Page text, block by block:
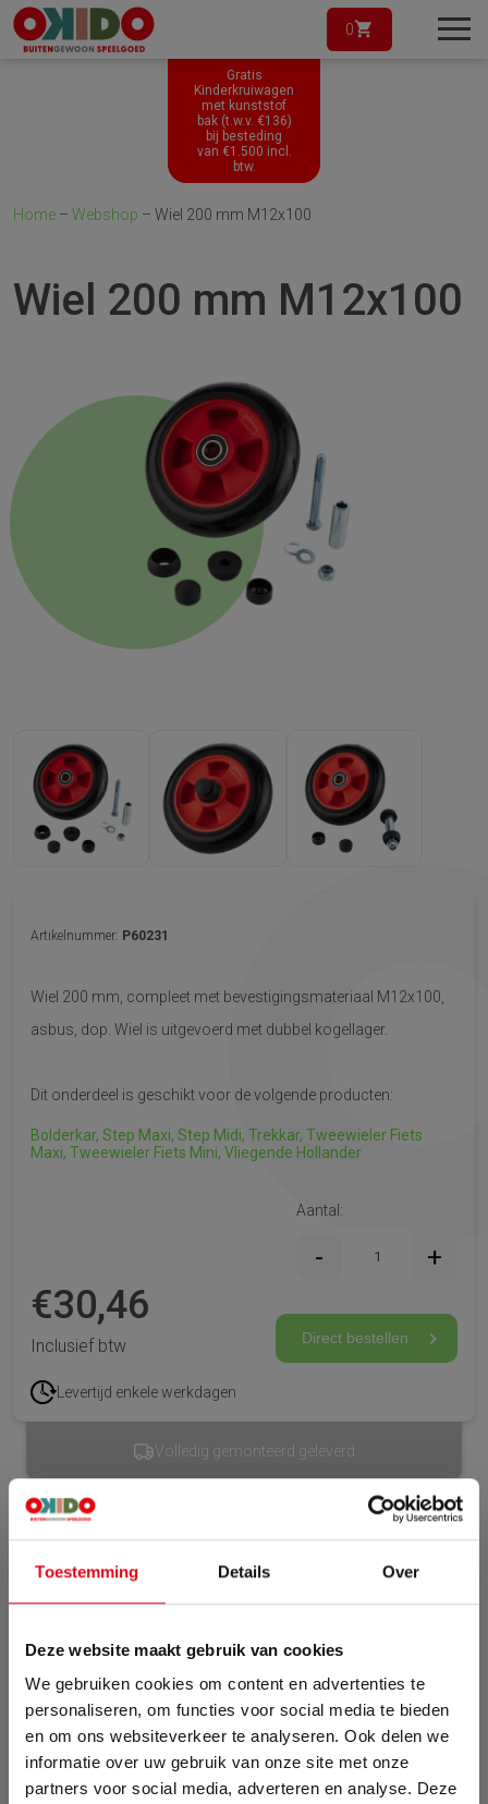
Toestemming Details Over
Deze website maakt gebruik van cookies
We gebruiken cookies om content en advertenties te
personaliseren, om functies voor social media te bieden
en om ons websiteverkeer te analyseren. Ook delen we
informatie over uw gebruik van onze site met onze
partners voor social media, adverteren en analyse. Deze
0
Gratis
Kinderkruiwagen
met kunststof
bak (t.w.v. €136)
bij besteding
van €1.500 incl.
btw.
Home – Webshop – Wiel 200 mm M12x100
Wiel 200 mm M12x100
Artikelnummer: P60231
Wiel 200 mm, compleet met bevestigingsmateriaal M12x100,
asbus, dop. Wiel is uitgevoerd met dubbel kogellager.
Dit onderdeel is geschikt voor de volgende producten:
Bolderkar, Step Maxi, Step Midi, Trekkar, Tweewieler Fiets
Maxi, Tweewieler Fiets Mini, Vliegende Hollander
Aantal:
Direct bestellen
€30,46
Inclusief btw
Levertijd enkele werkdagen
CE-gekeurd & veilig
Specificaties
Artikelnummer
P60231